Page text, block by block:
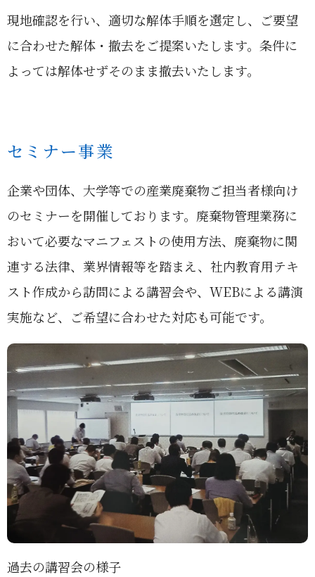
現地確認を行い、適切な解体手順を選定し、ご要望
に合わせた解体・撤去をご提案いたします。条件に
よっては解体せずそのまま撤去いたします。
セミナー事業
企業や団体、大学等での産業廃棄物ご担当者様向け
のセミナーを開催しております。廃棄物管理業務に
おいて必要なマニフェストの使用方法、廃棄物に関
連する法律、業界情報等を踏まえ、社内教育用テキ
スト作成から訪問による講習会や、WEBによる講演
実施など、ご希望に合わせた対応も可能です。
過去の講習会の様子